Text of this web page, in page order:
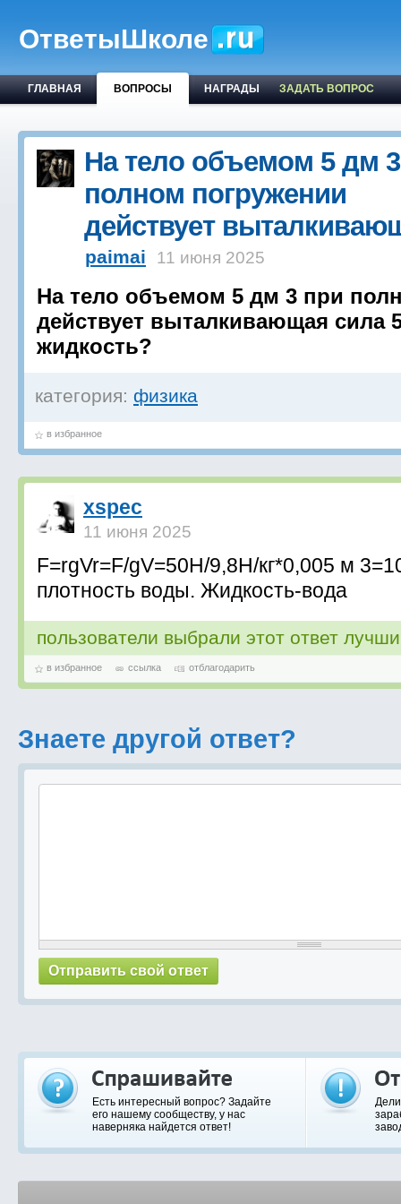
ОтветыШколе
ГЛАВНАЯ ВОПРОСЫ НАГРАДЫ ЗАДАТЬ ВОПРОС
На тело объемом 5 дм
полном погружении
действует
paimai 11 июня 2025
На тело объемом 5 дм 3 при
действует выталкивающая сила
жидкость?
категория: физика
в избранное
xspec
11 июня 2025
F=rgVr=F/gV=50Н/9,8Н/кг*0,005 м
плотность воды. Жидкость-вода
пользователи выбрали этот ответ
в избранное ссылка отблагодарить
Знаете другой ответ?
Есть интересный вопрос? Задайте
его нашему сообществу, у нас
наверняка найдется ответ!